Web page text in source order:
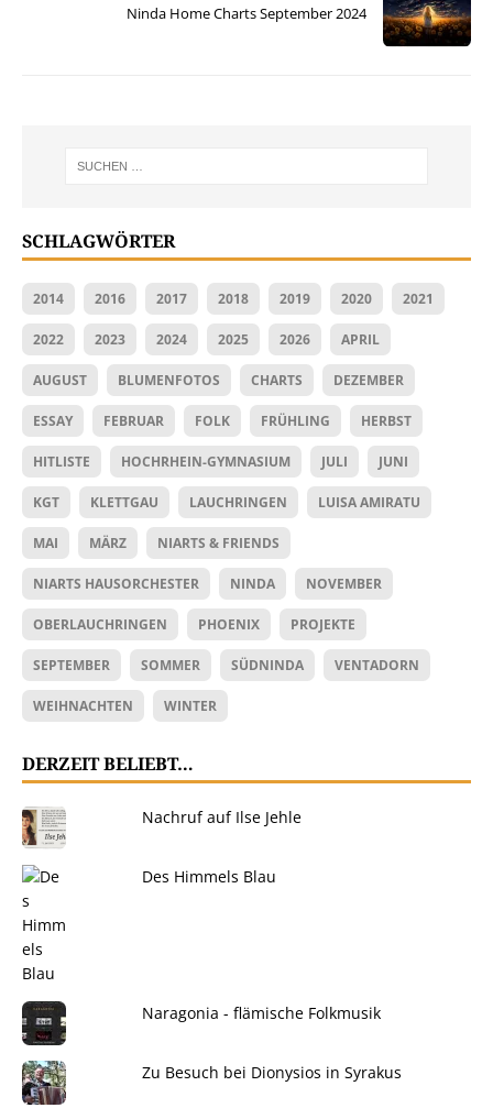
Ninda Home Charts September 2024
SCHLAGWÖRTER
2014 2016 2017 2018 2019 2020 2021
2022 2023 2024 2025 2026 APRIL
AUGUST BLUMENFOTOS CHARTS DEZEMBER
ESSAY FEBRUAR FOLK FRÜHLING HERBST
HITLISTE HOCHRHEIN-GYMNASIUM JULI JUNI
KGT KLETTGAU LAUCHRINGEN LUISA AMIRATU
MAI MÄRZ NIARTS & FRIENDS
NIARTS HAUSORCHESTER NINDA NOVEMBER
OBERLAUCHRINGEN PHOENIX PROJEKTE
SEPTEMBER SOMMER SÜDNINDA VENTADORN
WEIHNACHTEN WINTER
DERZEIT BELIEBT…
Nachruf auf Ilse Jehle
Des Himmels Blau
Naragonia - flämische Folkmusik
Zu Besuch bei Dionysios in Syrakus